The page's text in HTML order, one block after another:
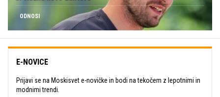
ODNOSI
E-NOVICE
Prijavi se na Moskisvet e-novičke in bodi na tekočem z lepotnimi in
modnimi trendi.